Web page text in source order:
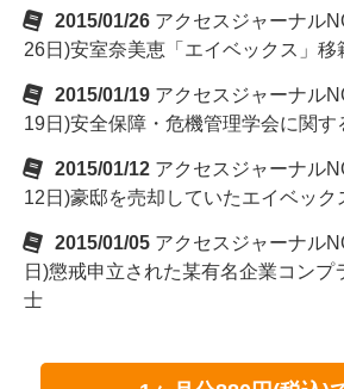
2015/01/26 アクセスジャーナル
26日)安室奈美恵「エイベックス」移
2015/01/19 アクセスジャーナル
19日)安全保障・危機管理学会に関す
2015/01/12 アクセスジャーナル
12日)豪邸を売却していたエイベック
2015/01/05 アクセスジャーナル
日)懲戒申立された某有名企業コンプ
士